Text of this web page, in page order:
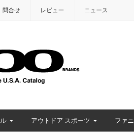
問合せ レビュー ニュース
アウトドア スポーツ ファ